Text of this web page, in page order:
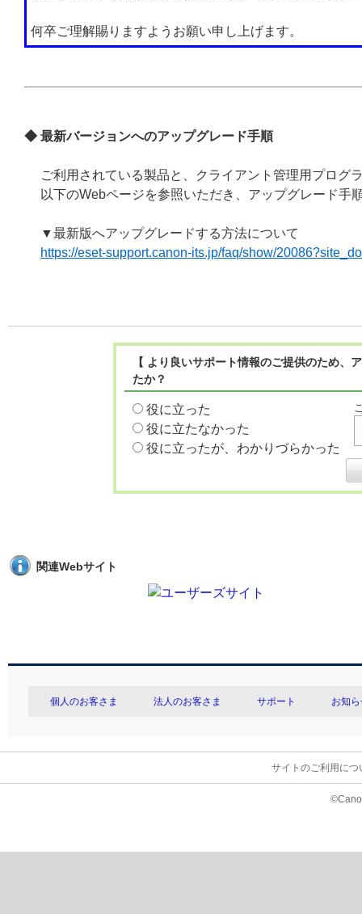
何卒ご理解賜りますようお願い申し上げます。
◆ 最新バージョンへのアップグレード手順
ご利用されている製品と、クライアント管理用プログ
以下のWebページを参照いただき、アップグレード
▼最新版へアップグレードする方法について
https://eset-support.canon-its.jp/faq/show/
【 より良いサポート情報のご提供のため
たか？
役に立った
役に立たなかった
役に立ったが、わかりづらかった
関連Webサイト
個人のお客さま 法人のお客さま サポート お知
サイトのご利用につ